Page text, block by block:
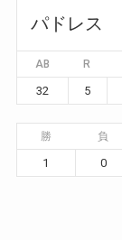
パドレス
AB R
32 5
勝 負
1 0